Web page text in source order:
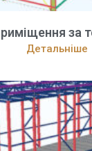
за
Детальніше